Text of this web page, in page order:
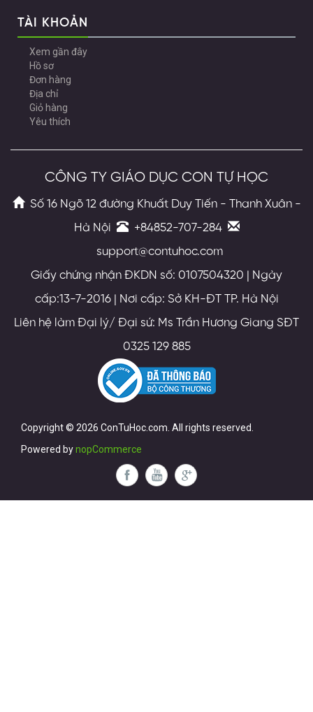
TÀI KHOẢN
Xem gần đây
Hồ sơ
Đơn hàng
Địa chỉ
Giỏ hàng
Yêu thích
CÔNG TY GIÁO DỤC CON TỰ HỌC
Số 16 Ngõ 12 đường Khuất Duy Tiến - Thanh Xuân -
Hà Nội
+84852-707-284
support@contuhoc.com
Giấy chứng nhận ĐKDN số: 0107504320 | Ngày
cấp:13-7-2016 | Nơi cấp: Sở KH-ĐT TP. Hà Nội
Liên hệ làm Đại lý/ Đại sứ: Ms Trần Hương Giang SĐT
0325 129 885
Copyright © 2026 ConTuHoc.com. All rights reserved.
Powered bynopCommerce